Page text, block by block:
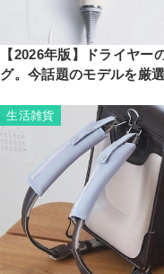
【2026年版】ドライヤー
グ。今話題のモデルを厳
生活雑貨